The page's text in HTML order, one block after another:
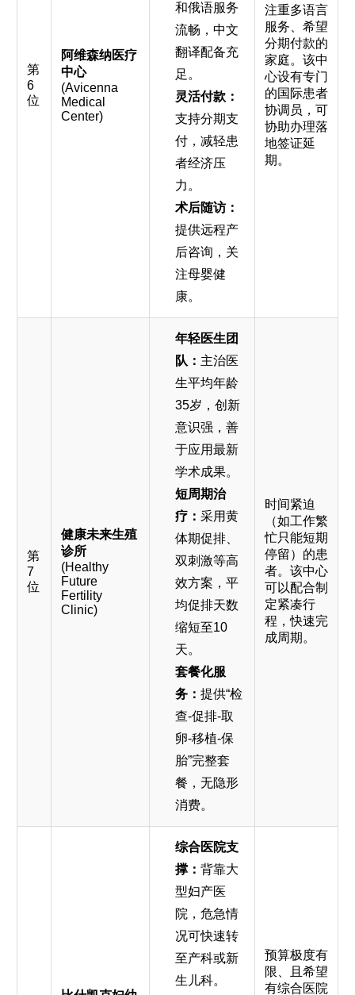
第
6
位
阿维森纳医疗
中心
(Avicenna
Medical
Center)
和俄语服务
流畅，中文
翻译配备充
足。
灵活付款：
支持分期支
付，减轻患
者经济压
力。
术后随访：
提供远程产
后咨询，关
注母婴健
康。
注重多语言
服务、希望
分期付款的
家庭。该中
心设有专门
的国际患者
协调员，可
协助办理落
地签证延
期。
第
7
位
健康未来生殖
诊所
(Healthy
Future
Fertility
Clinic)
年轻医生团
队： 主治医
生平均年龄
35岁，创新
意识强，善
于应用最新
学术成果。
短周期治
疗： 采用黄
体期促排、
双刺激等高
效方案，平
均促排天数
缩短至10
天。
套餐化服
务： 提供“检
查-促排-取
卵-移植-保
胎”完整套
餐，无隐形
消费。
时间紧迫
（如工作繁
忙只能短期
停留）的患
者。该中心
可以配合制
定紧凑行
程，快速完
成周期。
综合医院支
撑： 背靠大
型妇产医
院，危急情
况可快速转
至产科或新
生儿科。
预算极度有
限、且希望
有综合医院